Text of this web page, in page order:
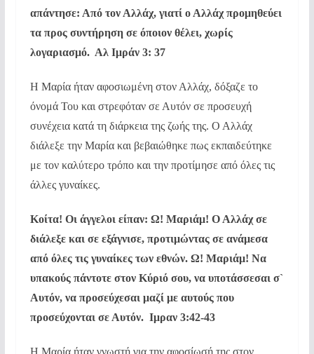
απάντησε: Από τον Αλλάχ, γιατί ο Αλλάχ προμηθεύει
τα προς συντήρηση σε όποιον θέλει, χωρίς
λογαριασμό. Αλ Ιμράν 3: 37
Η Μαρία ήταν αφοσιωμένη στον Αλλάχ, δόξαζε το
όνομά Του και στρεφόταν σε Αυτόν σε προσευχή
συνέχεια κατά τη διάρκεια της ζωής της. Ο Αλλάχ
διάλεξε την Μαρία και βεβαιώθηκε πως εκπαιδεύτηκε
με τον καλύτερο τρόπο και την προτίμησε από όλες τις
άλλες γυναίκες.
Κοίτα! Οι άγγελοι είπαν: Ω! Μαριάμ! Ο Αλλάχ σε
διάλεξε και σε εξάγνισε, προτιμώντας σε ανάμεσα
από όλες τις γυναίκες των εθνών. Ω! Μαριάμ! Να
υπακούς πάντοτε στον Κύριό σου, να υποτάσσεσαι σ`
Αυτόν, να προσεύχεσαι μαζί με αυτούς που
προσεύχονται σε Αυτόν. Ιμραν 3:42-43